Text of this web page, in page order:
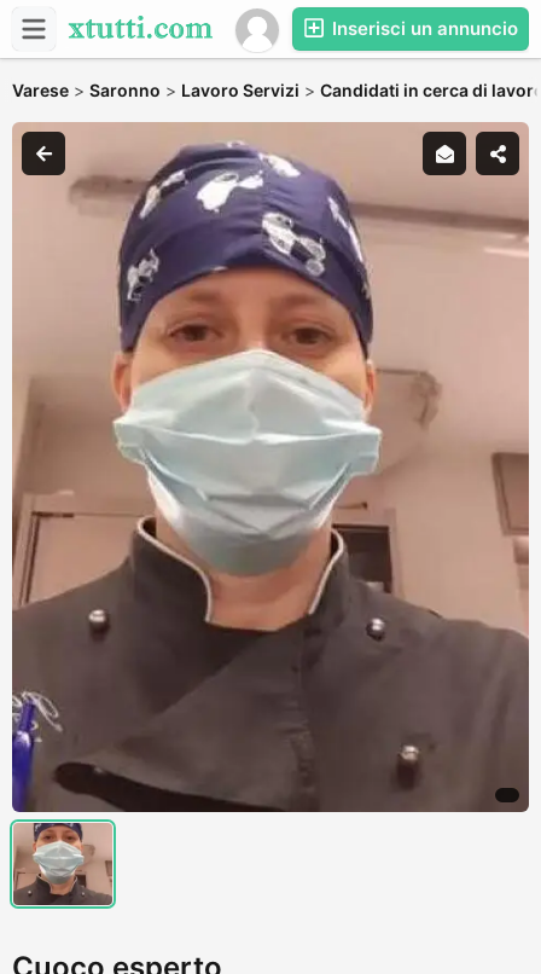
Inserisci un annuncio
Varese > Saronno > Lavoro Servizi > Candidati in cerca di
Cuoco esperto